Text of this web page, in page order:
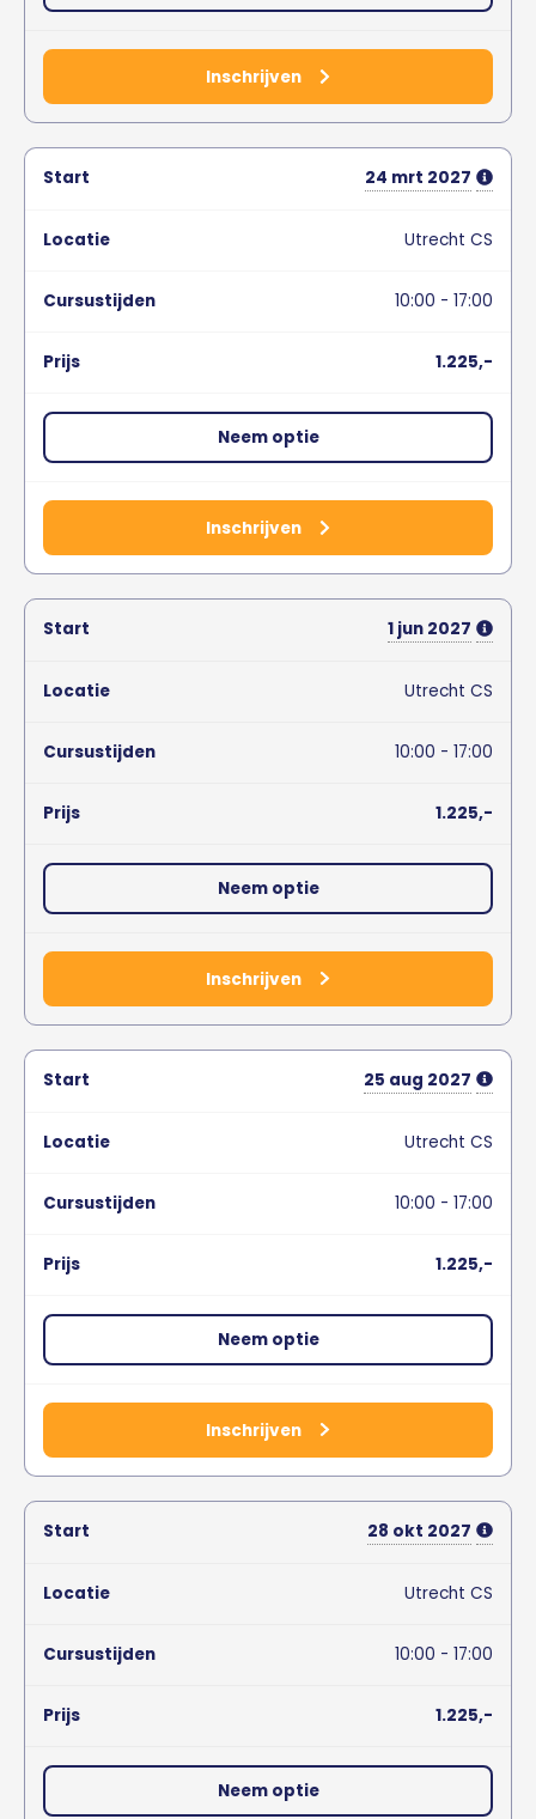
Inschrijven
24 mrt 2027
Utrecht CS
10:00 - 17:00
1.225,-
Neem optie
Inschrijven
1 jun 2027
Utrecht CS
10:00 - 17:00
1.225,-
Neem optie
Inschrijven
25 aug 2027
Utrecht CS
10:00 - 17:00
1.225,-
Neem optie
Inschrijven
28 okt 2027
Utrecht CS
10:00 - 17:00
1.225,-
Neem optie